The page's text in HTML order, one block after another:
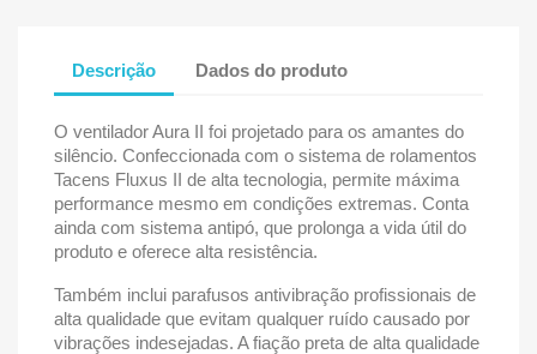
Descrição Dados do produto
O ventilador Aura II foi projetado para os amantes do
silêncio. Confeccionada com o sistema de rolamentos
Tacens Fluxus II de alta tecnologia, permite máxima
performance mesmo em condições extremas. Conta
ainda com sistema antipó, que prolonga a vida útil do
produto e oferece alta resistência.
Também inclui parafusos antivibração profissionais de
alta qualidade que evitam qualquer ruído causado por
vibrações indesejadas. A fiação preta de alta qualidade